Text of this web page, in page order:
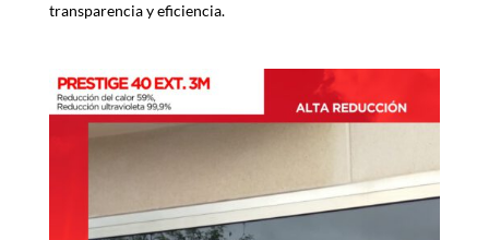
transparencia y eficiencia.